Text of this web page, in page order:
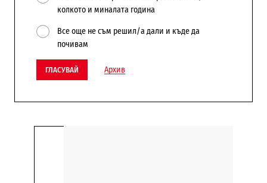
колкото и миналата година
Все още не съм решил/а дали и къде да
почивам
ГЛАСУВАЙ Архив